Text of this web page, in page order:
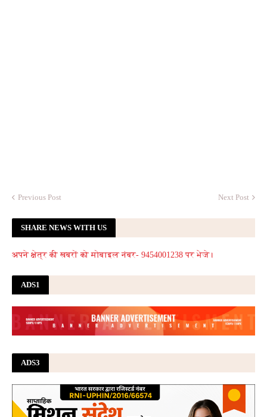
Previous Post Next Post
SHARE NEWS WITH US
अपने क्षेत्र की खबरों को मोबाइल नंबर- 9454001238 पर भेजे।
ADS1
ADS3